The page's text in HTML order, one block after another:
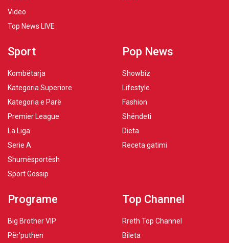
Video
Top News LIVE
Sport
Kombëtarja
Kategoria Superiore
Kategoria e Parë
Premier League
La Liga
Serie A
Shumësportësh
Sport Gossip
Pop News
Showbiz
Lifestyle
Fashion
Shëndeti
Dieta
Receta gatimi
Programe
Big Brother VIP
Për’puthen
Top Channel
Rreth Top Channel
Bileta